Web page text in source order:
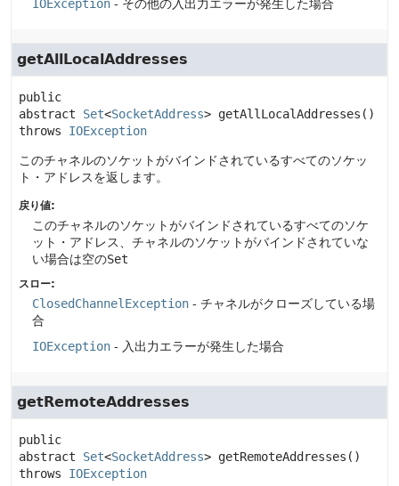
IOException - その他の入出力エラーが発生した場合
getAllLocalAddresses
public
abstract
Set<SocketAddress> getAllLocalAddresses ()
throws IOException
このチャネルのソケットがバインドされているすべてのソケッ
ト・アドレスを返します。
戻り値:
このチャネルのソケットがバインドされているすべてのソケ
ット・アドレス、チャネルのソケットがバインドされていな
い場合は空のSet
スロー:
ClosedChannelException - チャネルがクローズしている場
合
IOException - 入出力エラーが発生した場合
getRemoteAddresses
public
abstract
Set<SocketAddress> getRemoteAddresses ()
throws IOException